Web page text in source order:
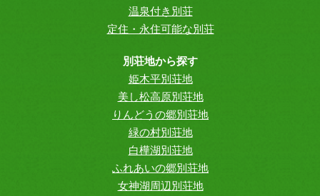
温泉付き別荘
定住・永住可能な別荘
別荘地から探す
姫木平別荘地
美し松高原別荘地
りんどうの郷別荘地
緑の村別荘地
白樺湖別荘地
ふれあいの郷別荘地
女神湖周辺別荘地